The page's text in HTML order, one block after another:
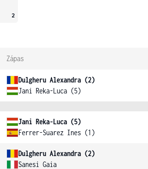
2
Zápas
Dulgheru Alexandra (2)
Jani Reka-Luca (5)
Jani Reka-Luca (5)
Ferrer-Suarez Ines (1)
Dulgheru Alexandra (2)
Sanesi Gaia